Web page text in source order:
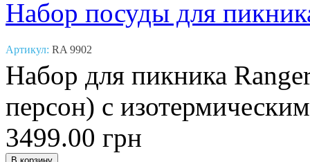
Набор посуды для
Артикул: RA 9902
Набор для пикника
персон) с
3499.00 грн